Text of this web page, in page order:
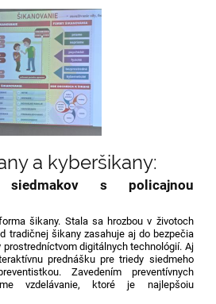
a kyberšikany:
siedmakov s policajnou
šikany. Stala sa hrozbou v životoch
tradičnej šikany zasahuje aj do bezpečia
digitálnych technológií. Aj
prednášku pre triedy siedmeho
Zavedením preventívnych
vzdelávanie, ktoré je najlepšoiu